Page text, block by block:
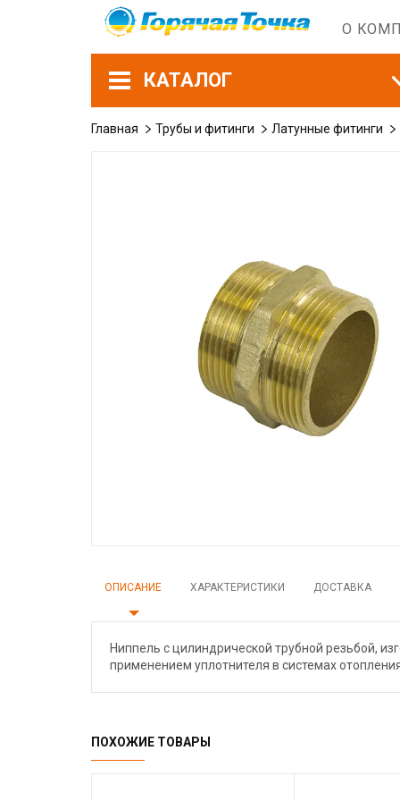
О
КАТАЛОГ
Главная Трубы и фитинги Латунные фитинги
ОПИСАНИЕ ХАРАКТЕРИСТИКИ ДОСТАВКА
Ниппель с цилиндрической трубной резьбой,
применением уплотнителя в системах
ПОХОЖИЕ ТОВАРЫ